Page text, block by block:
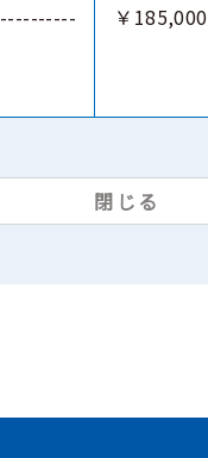
---------- ￥185,000
閉じる